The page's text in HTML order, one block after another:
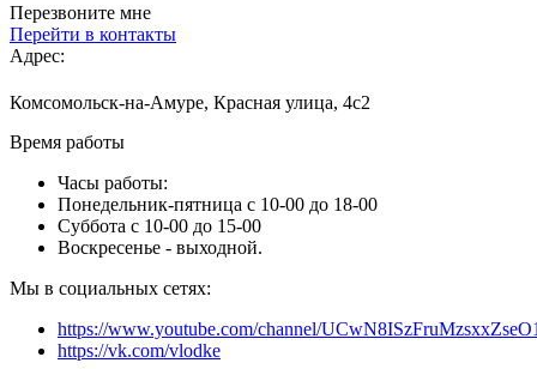
Перезвоните мне
Перейти в контакты
Адрес:
Комсомольск-на-Амуре, Красная улица, 4с2
Время работы
Часы работы:
Понедельник-пятница с 10-00 до 18-00
Суббота с 10-00 до 15-00
Воскресенье - выходной.
Мы в социальных сетях:
https://www.youtube.com/channel/
https://vk.com/vlodke